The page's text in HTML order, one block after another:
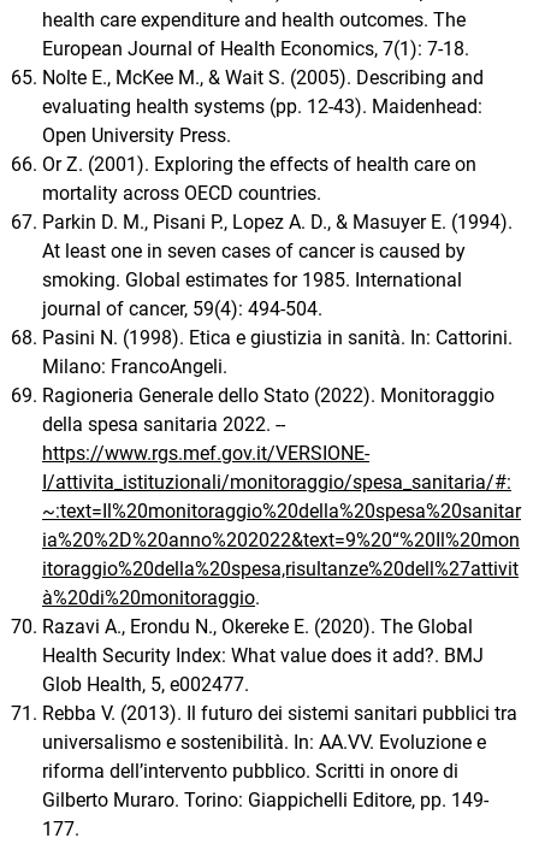
health care expenditure and health outcomes. The
European Journal of Health Economics, 7(1): 7-18.
Nolte E., McKee M., & Wait S. (2005). Describing and
evaluating health systems (pp. 12-43). Maidenhead:
Open University Press.
Or Z. (2001). Exploring the effects of health care on
mortality across OECD countries.
Parkin D. M., Pisani P., Lopez A. D., & Masuyer E. (1994).
At least one in seven cases of cancer is caused by
smoking. Global estimates for 1985. International
journal of cancer, 59(4): 494-504.
Pasini N. (1998). Etica e giustizia in sanità. In: Cattorini.
Milano: FrancoAngeli.
Ragioneria Generale dello Stato (2022). Monitoraggio
della spesa sanitaria 2022. --
https://www.rgs.mef.gov.it/VERSIONE-
I/attivita_istituzionali/monitoraggio/spesa_sanitaria/#:
~:text=Il%20monitoraggio%20della%20spesa%20sanitar
ia%20%2D%20anno%202022&text=9%20“%20Il%20mon
itoraggio%20della%20spesa,risultanze%20dell%27attivit
à%20di%20monitoraggio.
Razavi A., Erondu N., Okereke E. (2020). The Global
Health Security Index: What value does it add?. BMJ
Glob Health, 5, e002477.
Rebba V. (2013). Il futuro dei sistemi sanitari pubblici tra
universalismo e sostenibilità. In: AA.VV. Evoluzione e
riforma dell’intervento pubblico. Scritti in onore di
Gilberto Muraro. Torino: Giappichelli Editore, pp. 149-
177.